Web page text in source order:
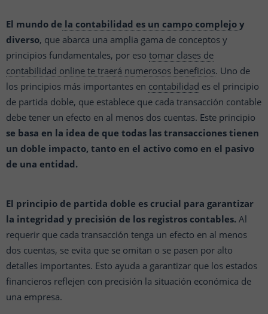
El mundo de la contabilidad es un campo complejo y
diverso, que abarca una amplia gama de conceptos y
principios fundamentales, por eso tomar clases de
contabilidad online te traerá numerosos beneficios. Uno de
los principios más importantes en contabilidad es el principio
de partida doble, que establece que cada transacción contable
debe tener un efecto en al menos dos cuentas. Este principio
se basa en la idea de que todas las transacciones tienen
un doble impacto, tanto en el activo como en el pasivo
de una entidad.
El principio de partida doble es crucial para garantizar
la integridad y precisión de los registros contables. Al
requerir que cada transacción tenga un efecto en al menos
dos cuentas, se evita que se omitan o se pasen por alto
detalles importantes. Esto ayuda a garantizar que los estados
financieros reflejen con precisión la situación económica de
una empresa.